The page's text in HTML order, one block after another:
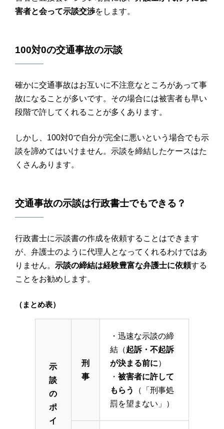
害者と会って示談交渉をします。
100対0の交通事故の示談
確かに交通事故はお互いに不注意なところがあって事
故になることが多いです。その場合には被害者も早い
段階で許してくれることが多くあります。
しかし、100対0で自分が完全に悪いという場合でも示
談を諦めてはいけません。示談を締結したケースはた
くさんあります。
交通事故の示談は行政書士でもできる？
行政書士に示談書の作成を依頼することはできます
が、弁護士のように代理人となってくれるわけではあ
りません。 示談の締結は経験豊富な弁護士に依頼する
ことをお勧めします。
（まとめ表）
示
談
の
ポ
イ
刑
事
・迅速な示談の締
結（起訴・不起訴
が決まる前に）
・ 被害者に許して
もらう
（「刑事処
罰を望まない」）